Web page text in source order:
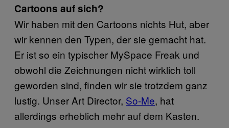
Cartoons auf sich?
Wir haben mit den Cartoons nichts Hut, aber
wir kennen den Typen, der sie gemacht hat.
Er ist so ein typischer MySpace Freak und
obwohl die Zeichnungen nicht wirklich toll
geworden sind, finden wir sie trotzdem ganz
lustig. Unser Art Director, So-Me, hat
allerdings erheblich mehr auf dem Kasten.